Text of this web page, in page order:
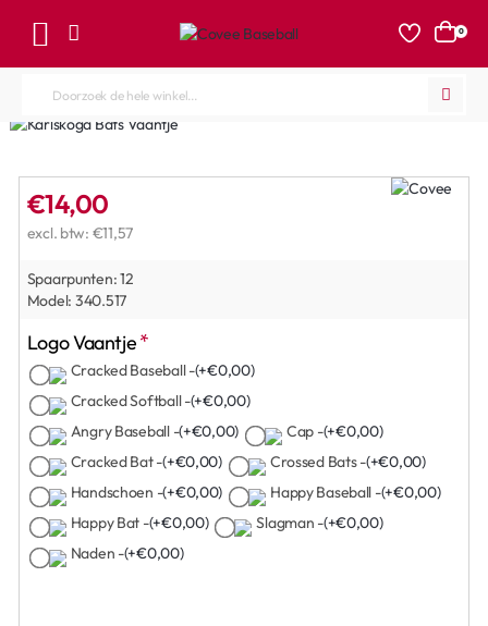
0
Doorzoek
de
winkel...
Spaarpunten:12
Model: 340.517
€14,00
excl. btw: €11,57
Logo Vaantje
Cracked Baseball -(+€0,00)
Cracked Softball -(+€0,00)
Angry Baseball -(+€0,00) Cap -(+€0,00)
Cracked Bat -(+€0,00) Crossed Bats -(+€0,00)
Handschoen -(+€0,00) Happy Baseball -(+€0,00)
Happy Bat -(+€0,00) Slagman -(+€0,00)
Naden -(+€0,00)